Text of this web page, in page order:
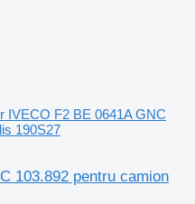
IVECO F2 BE 0641A GNC
190S27
103.892 pentru camion